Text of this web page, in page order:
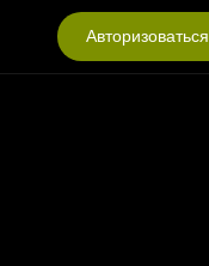
Авторизоваться